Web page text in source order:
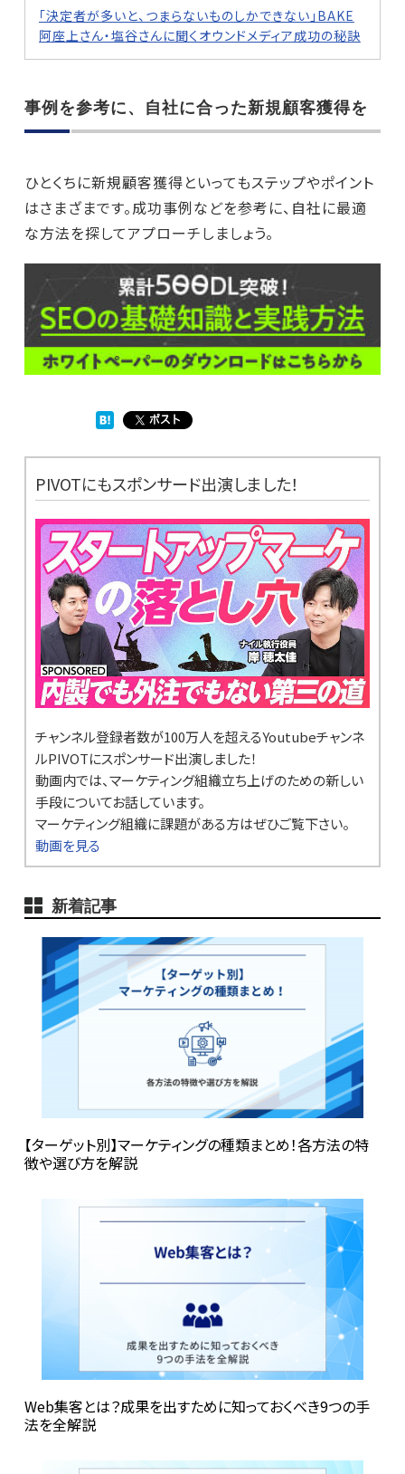
「決定者が多いと、つまらないものしかできない」BAKE
阿座上さん・塩谷さんに聞くオウンドメディア成功の秘訣
事例を参考に、自社に合った新規顧客獲得を
ひとくちに新規顧客獲得といってもステップやポイント
はさまざまです。成功事例などを参考に、自社に最適
な方法を探してアプローチしましょう。
PIVOTにもスポンサード出演しました！
チャンネル登録者数が100万人を超えるYoutubeチャンネ
ルPIVOTにスポンサード出演しました！
動画内では、マーケティング組織立ち上げのための新しい
手段についてお話しています。
マーケティング組織に課題がある方はぜひご覧下さい。
動画を見る
新着記事
【ターゲット別】マーケティングの種類まとめ！各方法の特
徴や選び方を解説
Web集客とは？成果を出すために知っておくべき9つの手
法を全解説